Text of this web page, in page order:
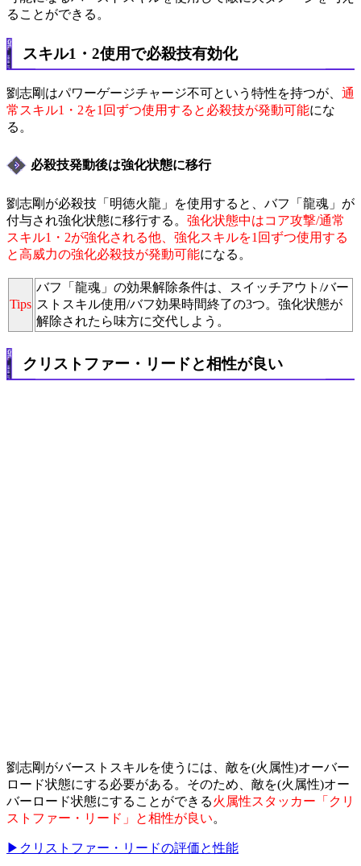
ることができる。
スキル1・2使用で必殺技有効化
劉志剛はパワーゲージチャージ不可という特性を持つが、 通
常スキル1・2を1回ずつ使用すると必殺技が発動可能にな
る。
必殺技発動後は強化状態に移行
劉志剛が必殺技「明徳火龍」を使用すると、バフ「龍魂」が
付与され強化状態に移行する。 強化状態中はコア攻撃/通常
スキル1・2が強化される他、強化スキルを1回ずつ使用する
と高威力の強化必殺技が発動可能になる。
Tips
バフ「龍魂」の効果解除条件は、スイッチアウト/バー
ストスキル使用/バフ効果時間終了の3つ。強化状態が
解除されたら味方に交代しよう。
クリストファー・リードと相性が良い
劉志剛がバーストスキルを使うには、敵を(火属性)オーバー
ロード状態にする必要がある。そのため、敵を(火属性)オー
バーロード状態にすることができる火属性スタッカー「クリ
ストファー・リード」と相性が良い。
▶クリストファー・リードの評価と性能